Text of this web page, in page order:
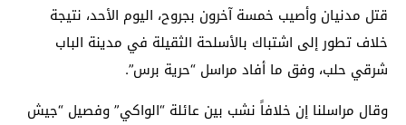
قتل مدنيان وأصيب خمسة آخرون بجروح، اليوم الأحد، نتيجة
خلاف تطور إلى اشتباك بالأسلحة الثقيلة في مدينة الباب
شرقي حلب، وفق ما أفاد مراسل “حرية برس”.
وقال مراسلنا إن خلافاً نشب بين عائلة “الواكي” وفصيل “جيش